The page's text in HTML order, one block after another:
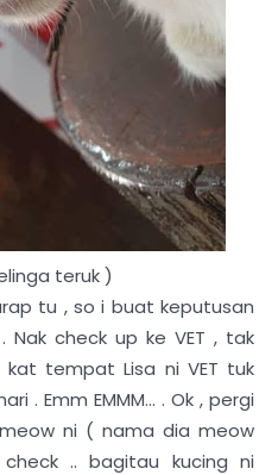
teruk )
tu , so i buat keputusan
Nak check up ke VET , tak
tempat Lisa ni VET tuk
. Emm EMMM... . Ok , pergi
ni ( nama dia meow
.. bagitau kucing ni